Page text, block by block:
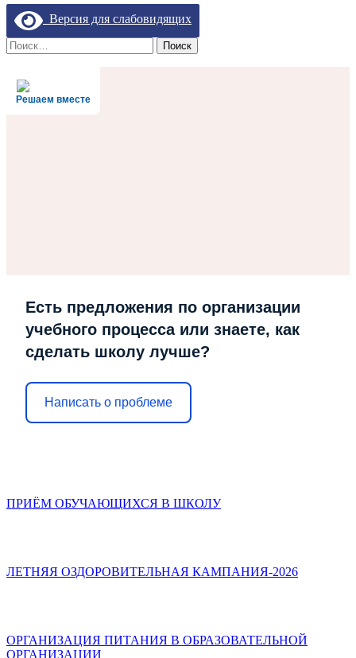
Версия для слабовидящих
Найти:
Решаем вместе
Есть предложения по организации
учебного процесса или знаете, как
сделать школу лучше?
Написать о проблеме
ПРИЁМ ОБУЧАЮЩИХСЯ В ШКОЛУ
ЛЕТНЯЯ ОЗДОРОВИТЕЛЬНАЯ КАМПАНИЯ-2026
ОРГАНИЗАЦИЯ ПИТАНИЯ В ОБРАЗОВАТЕЛЬНОЙ
ОРГАНИЗАЦИИ